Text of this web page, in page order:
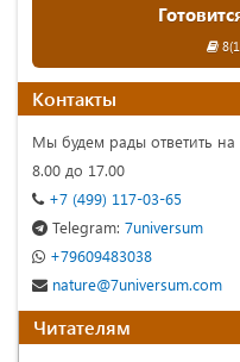
Контакты
Мы будем рады ответить
8.00 до 17.00
+7 (499) 117-03-65
Telegram: 7universum
+79609483038
nature@7universum.com
Читателям